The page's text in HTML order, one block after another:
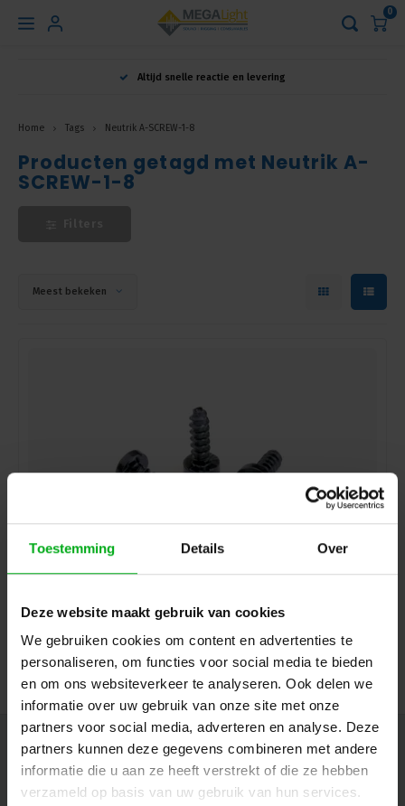
Toestemming Details Over
Deze website maakt gebruik van cookies
We gebruiken cookies om content en advertenties te
personaliseren, om functies voor social media te bieden
en om ons websiteverkeer te analyseren. Ook delen we
informatie over uw gebruik van onze site met onze
partners voor social media, adverteren en analyse. Deze
partners kunnen deze gegevens combineren met andere
informatie die u aan ze heeft verstrekt of die ze hebben
verzameld op basis van uw gebruik van hun services.
Hoofdmenu
Nederlands
0
Altijd snelle reactie en levering
Home Tags Neutrik A-SCREW-1-8
Producten getagd met Neutrik A-
SCREW-1-8
Meest bekeken
7-14 werkdagen
Login voor prijzen
Nieuwsbrief